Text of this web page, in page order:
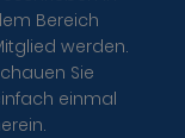
Bereich
werden.
Sie
einmal